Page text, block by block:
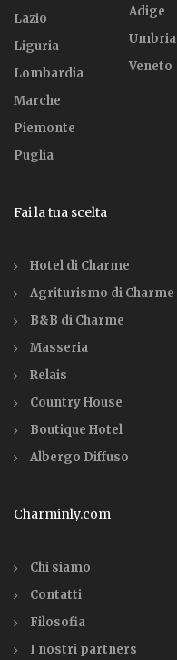
Lazio
Liguria
Lombardia
Marche
Piemonte
Puglia
Adige
Umbria
Veneto
Fai la tua scelta
Hotel di Charme
Agriturismo di Charme
B&B di Charme
Masseria
Relais
Country House
Boutique Hotel
Albergo Diffuso
Charminly.com
Chi siamo
Contatti
Filosofia
I nostri partners